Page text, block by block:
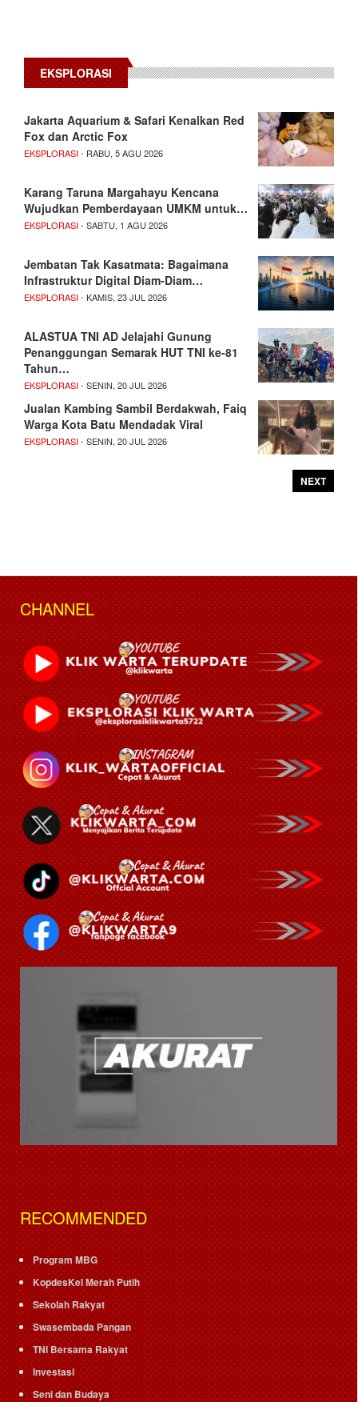
EKSPLORASI
Jakarta Aquarium & Safari Kenalkan Red
Fox dan Arctic Fox
EKSPLORASI- RABU, 5 AGU 2026
Karang Taruna Margahayu Kencana
Wujudkan Pemberdayaan UMKM untuk…
EKSPLORASI- SABTU, 1 AGU 2026
Jembatan Tak Kasatmata: Bagaimana
Infrastruktur Digital Diam-Diam…
EKSPLORASI- KAMIS, 23 JUL 2026
ALASTUA TNI AD Jelajahi Gunung
Penanggungan Semarak HUT TNI ke-81
Tahun…
EKSPLORASI- SENIN, 20 JUL 2026
Jualan Kambing Sambil Berdakwah, Faiq
Warga Kota Batu Mendadak Viral
EKSPLORASI- SENIN, 20 JUL 2026
NEXT
CHANNEL
RECOMMENDED
Program MBG
KopdesKel Merah Putih
Sekolah Rakyat
Swasembada Pangan
TNI Bersama Rakyat
Investasi
Seni dan Budaya